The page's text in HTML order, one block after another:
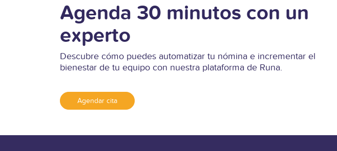
Agenda 30 minutos con un
experto
Descubre cómo puedes automatizar tu nómina e incrementar el
bienestar de tu equipo con nuestra plataforma de Runa.
Agendar cita